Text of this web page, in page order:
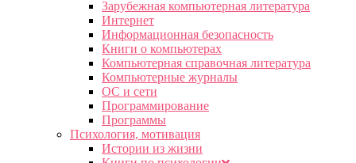
Зарубежная компьютерная литература
Интернет
Информационная безопасность
Книги о компьютерах
Компьютерная справочная литература
Компьютерные журналы
ОС и сети
Программирование
Программы
Психология, мотивация
Истории из жизни